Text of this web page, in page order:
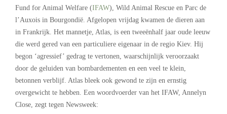
Fund for Animal Welfare (IFAW), Wild Animal Rescue en Parc de
l’Auxois in Bourgondië. Afgelopen vrijdag kwamen de dieren aan
in Frankrijk. Het mannetje, Atlas, is een tweeënhalf jaar oude leeuw
die werd gered van een particuliere eigenaar in de regio Kiev. Hij
begon ‘agressief’ gedrag te vertonen, waarschijnlijk veroorzaakt
door de geluiden van bombardementen en een veel te klein,
betonnen verblijf. Atlas bleek ook gewond te zijn en ernstig
overgewicht te hebben. Een woordvoerder van het IFAW, Annelyn
Close, zegt tegen Newsweek: